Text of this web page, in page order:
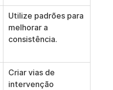
Utilize padrões para
melhorar a
consistência.
Criar vias de
intervenção